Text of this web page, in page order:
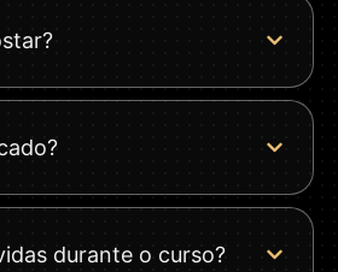
durante o curso?